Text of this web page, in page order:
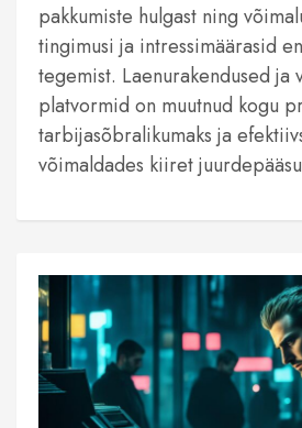
pakkumiste hulgast ning
tingimusi ja intressimäärasid
tegemist. Laenurakendused ja
platvormid on muutnud kogu
tarbijasõbralikumaks ja
võimaldades kiiret